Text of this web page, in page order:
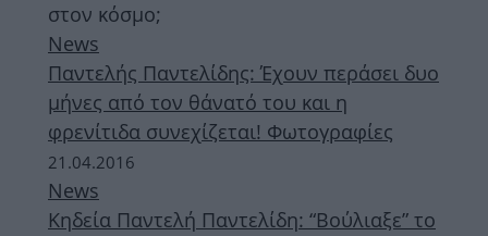
στον κόσμο;
News
Παντελής Παντελίδης: Έχουν περάσει δυο
μήνες από τον θάνατό του και η
φρενίτιδα συνεχίζεται! Φωτογραφίες
21.04.2016
News
Κηδεία Παντελή Παντελίδη: “Βούλιαξε” το